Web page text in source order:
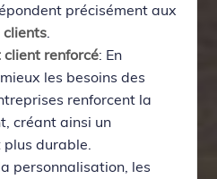
précisément aux
clients.
client renforcé: En
les besoins des
renforcent la
créant ainsi un
durable.
personnalisation, les